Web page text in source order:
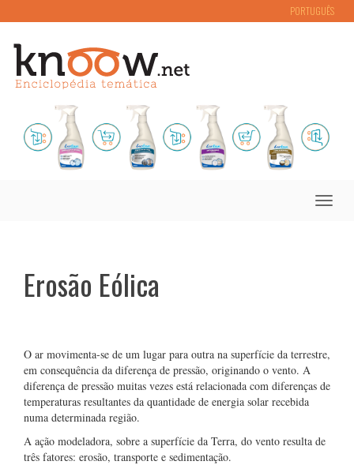
PORTUGUÊS
Toggle
Erosão Eólica
O ar movimenta-se de um lugar para outra na superfície da terrestre,
em consequência da diferença de pressão, originando o vento. A
diferença de pressão muitas vezes está relacionada com diferenças de
temperaturas resultantes da quantidade de energia solar recebida
numa determinada região.
A ação modeladora, sobre a superfície da Terra, do vento resulta de
três fatores: erosão, transporte e sedimentação.